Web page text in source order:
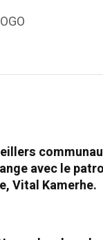
avec le
Vital Kamerhe.